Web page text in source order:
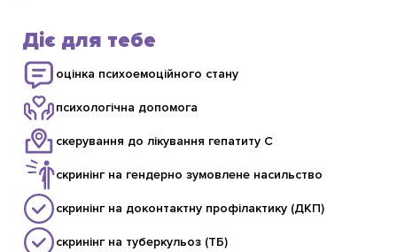
Діє для тебе
оцінка психоемоційного стану
психологічна допомога
скерування до лікування гепатиту С
скринінг на гендерно зумовлене насильство
скринінг на доконтактну профілактику (ДКП)
скринінг на туберкульоз (ТБ)